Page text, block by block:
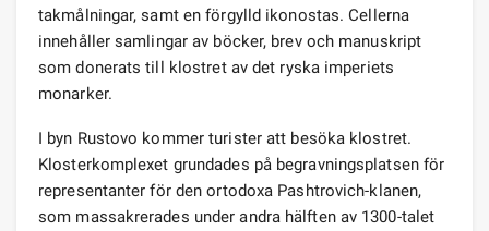
takmålningar, samt en förgylld ikonostas. Cellerna
innehåller samlingar av böcker, brev och manuskript
som donerats till klostret av det ryska imperiets
monarker.
I byn Rustovo kommer turister att besöka klostret.
Klosterkomplexet grundades på begravningsplatsen för
representanter för den ortodoxa Pashtrovich-klanen,
som massakrerades under andra hälften av 1300-talet